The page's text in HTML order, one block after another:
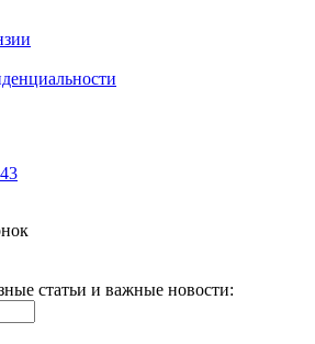
статьи и важные новости: